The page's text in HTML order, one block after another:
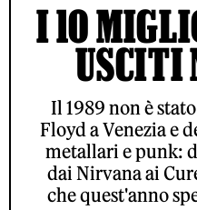
I 10
USCITI
Il 1989 non è
Floyd a Venezia e
metallari e punk:
dai Nirvana ai
che quest'anno